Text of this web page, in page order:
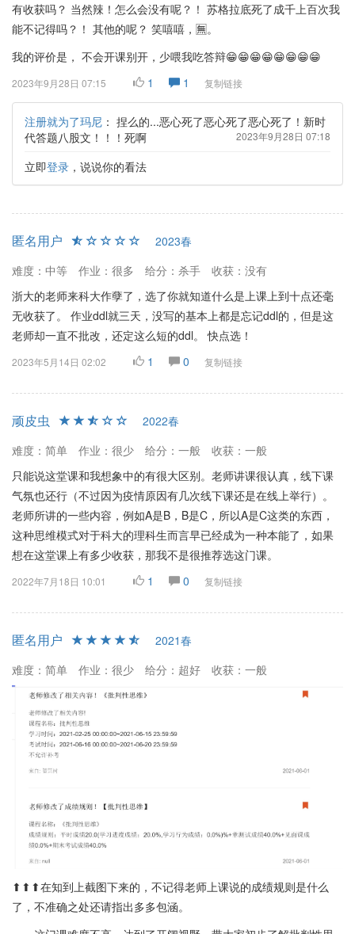
有收获吗？ 当然辣！怎么会没有呢？！ 苏格拉底死了成千上百次我
能不记得吗？！ 其他的呢？ 笑嘻嘻，🈚。
我的评价是， 不会开课别开，少喂我吃答辩😁😁😁😁😁😁😁😁
2023年9月28日 07:15 1 1 复制链接
注册就为了玛尼 ： 捏么的...恶心死了恶心死了恶心死了！新时
代答题八股文！！！死啊
2023年9月28日 07:18
立即登录 ，说说你的看法
匿名用户
2023春
难度：中等
作业：很多 给分：杀手
收获：没有
浙大的老师来科大作孽了，选了你就知道什么是上课上到十点还毫
无收获了。 作业ddl就三天，没写的基本上都是忘记ddl的，但是这
老师却一直不批改，还定这么短的ddl。 快点选！
2023年5月14日 02:02 1 0 复制链接
顽皮虫
2022春
难度：简单
作业：很少 给分：一般
收获：一般
只能说这堂课和我想象中的有很大区别。老师讲课很认真，线下课
气氛也还行（不过因为疫情原因有几次线下课还是在线上举行）。
老师所讲的一些内容，例如A是B，B是C，所以A是C这类的东西，
这种思维模式对于科大的理科生而言早已经成为一种本能了，如果
想在这堂课上有多少收获，那我不是很推荐选这门课。
2022年7月18日 10:01 1 0 复制链接
匿名用户
2021春
难度：简单
作业：很少 给分：超好 收获：一般
⬆⬆⬆在知到上截图下来的，不记得老师上课说的成绩规则是什么
了，不准确之处还请指出多多包涵。